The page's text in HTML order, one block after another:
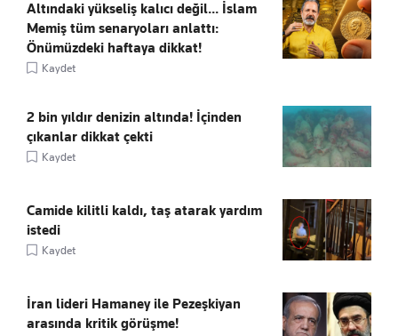
Altındaki yükseliş kalıcı değil... İslam
Memiş tüm senaryoları anlattı:
Önümüzdeki haftaya dikkat!
Kaydet
2 bin yıldır denizin altında! İçinden
çıkanlar dikkat çekti
Kaydet
Camide kilitli kaldı, taş atarak yardım
istedi
Kaydet
İran lideri Hamaney ile Pezeşkiyan
arasında kritik görüşme!